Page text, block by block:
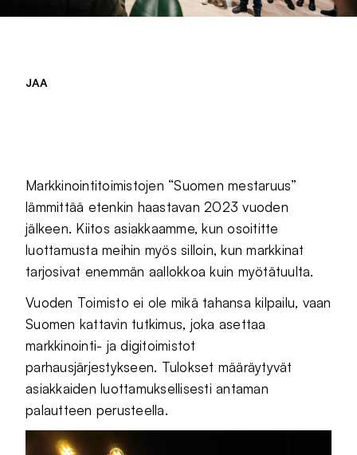
JAA
Markkinointitoimistojen “Suomen mestaruus”
lämmittää etenkin haastavan 2023 vuoden
jälkeen. Kiitos asiakkaamme, kun osoititte
luottamusta meihin myös silloin, kun markkinat
tarjosivat enemmän aallokkoa kuin myötätuulta.
Vuoden Toimisto ei ole mikä tahansa kilpailu, vaan
Suomen kattavin tutkimus, joka asettaa
markkinointi- ja digitoimistot
parhausjärjestykseen. Tulokset määräytyvät
asiakkaiden luottamuksellisesti antaman
palautteen perusteella.